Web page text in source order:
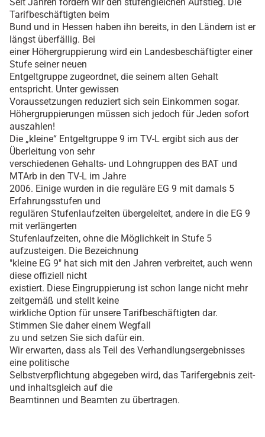
Tarifbeschäftigten beim
Bund und in Hessen haben ihn bereits, in den Ländern ist er
längst überfällig. Bei
einer Höhergruppierung wird ein Landesbeschäftigter einer
Stufe seiner neuen
Entgeltgruppe zugeordnet, die seinem alten Gehalt
entspricht. Unter gewissen
Voraussetzungen reduziert sich sein Einkommen sogar.
Höhergruppierungen müssen sich jedoch für Jeden sofort
auszahlen!
Die „kleine“ Entgeltgruppe 9 im TV-L ergibt sich aus der
Überleitung von sehr
verschiedenen Gehalts- und Lohngruppen des BAT und
MTArb in den TV-L im Jahre
2006. Einige wurden in die reguläre EG 9 mit damals 5
Erfahrungsstufen und
regulären Stufenlaufzeiten übergeleitet, andere in die EG 9
mit verlängerten
Stufenlaufzeiten, ohne die Möglichkeit in Stufe 5
aufzusteigen. Die Bezeichnung
"kleine EG 9" hat sich mit den Jahren verbreitet, auch wenn
diese offiziell nicht
existiert. Diese Eingruppierung ist schon lange nicht mehr
zeitgemäß und stellt keine
wirkliche Option für unsere Tarifbeschäftigten dar.
Stimmen Sie daher einem Wegfall
zu und setzen Sie sich dafür ein.
Wir erwarten, dass als Teil des Verhandlungsergebnisses
eine politische
Selbstverpflichtung abgegeben wird, das Tarifergebnis zeit-
und inhaltsgleich auf die
Beamtinnen und Beamten zu übertragen.